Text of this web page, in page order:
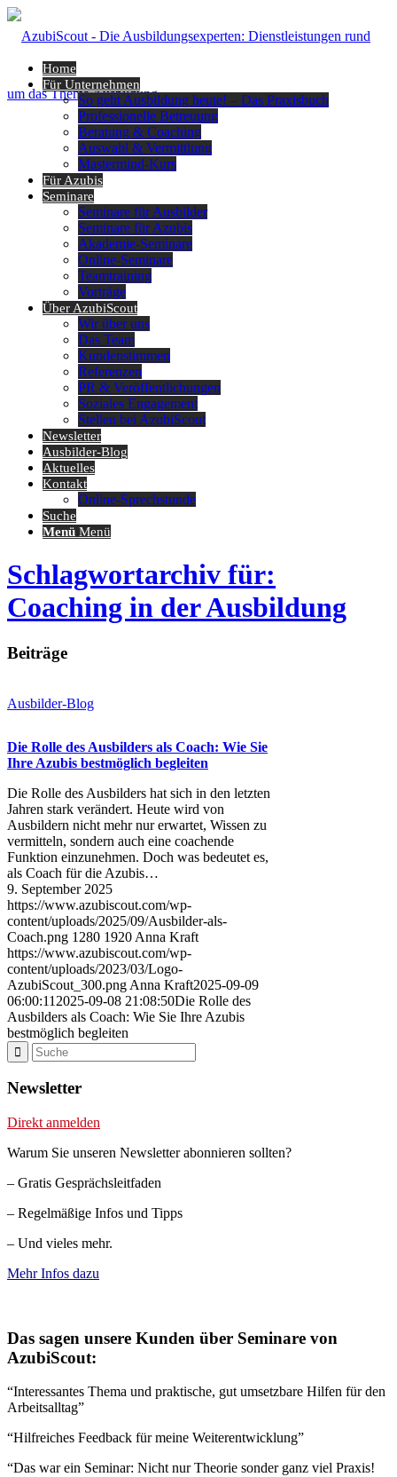
Home
Für Unternehmen
So geht Ausbildung heute! – Das Praxisbuch
Professionelle Betreuung
Beratung & Coaching
Auswahl & Vermittlung
Mastermind-Kurs
Für Azubis
Seminare
Seminare für Ausbilder
Seminare für Azubis
Akademie-Seminare
Online-Seminare
Teamtraining
Vorträge
Über AzubiScout
Wir über uns
Das Team
Kundenstimmen
Referenzen
PR & Veröffentlichungen
Soziales Engagement
Stellen bei AzubiScout
Newsletter
Ausbilder-Blog
Aktuelles
Kontakt
Online-Sprechstunde
Suche
Menü Menü
Schlagwortarchiv für:
Coaching in der Ausbildung
Beiträge
Ausbilder-Blog
Die Rolle des Ausbilders als Coach: Wie Sie
Ihre Azubis bestmöglich begleiten
Die Rolle des Ausbilders hat sich in den letzten
Jahren stark verändert. Heute wird von
Ausbildern nicht mehr nur erwartet, Wissen zu
vermitteln, sondern auch eine coachende
Funktion einzunehmen. Doch was bedeutet es,
als Coach für die Azubis…
9. September 2025
https://www.azubiscout.com/wp-
content/uploads/2025/09/Ausbilder-als-
Coach.png 1280 1920 Anna Kraft
https://www.azubiscout.com/wp-
content/uploads/2023/03/Logo-
AzubiScout_300.png Anna Kraft2025-09-09
06:00:11 2025-09-08 21:08:50Die Rolle des
Ausbilders als Coach: Wie Sie Ihre Azubis
bestmöglich begleiten
Newsletter
Direkt anmelden
Warum Sie unseren Newsletter abonnieren sollten?
– Gratis Gesprächsleitfaden
– Regelmäßige Infos und Tipps
– Und vieles mehr.
Mehr Infos dazu
Das sagen unsere Kunden über Seminare von
AzubiScout:
“Interessantes Thema und praktische, gut umsetzbare Hilfen für den
Arbeitsalltag”
“Hilfreiches Feedback für meine Weiterentwicklung”
“Das war ein Seminar: Nicht nur Theorie sonder ganz viel Praxis!